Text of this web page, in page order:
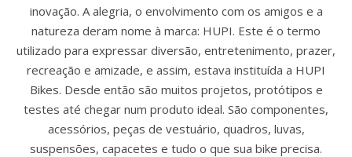
inovação. A alegria, o envolvimento com os amigos e a
natureza deram nome à marca: HUPI. Este é o termo
utilizado para expressar diversão, entretenimento, prazer,
recreação e amizade, e assim, estava instituída a HUPI
Bikes. Desde então são muitos projetos, protótipos e
testes até chegar num produto ideal. São componentes,
acessórios, peças de vestuário, quadros, luvas,
suspensões, capacetes e tudo o que sua bike precisa.